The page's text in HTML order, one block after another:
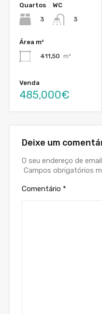
Quartos
3
WC
3
Área m²
411,50 m²
Venda
485,000€
Deixe um
O seu endereço de
Campos obrigatórios
Comentário *